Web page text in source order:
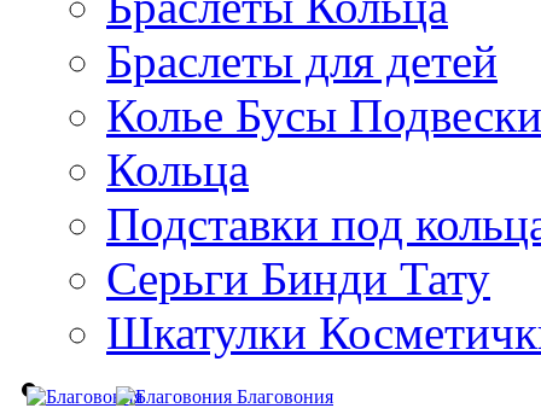
Браслеты для детей
Колье Бусы Подвески
Кольца
Подставки под
Серьги Бинди Тату
Шкатулки
Благовония